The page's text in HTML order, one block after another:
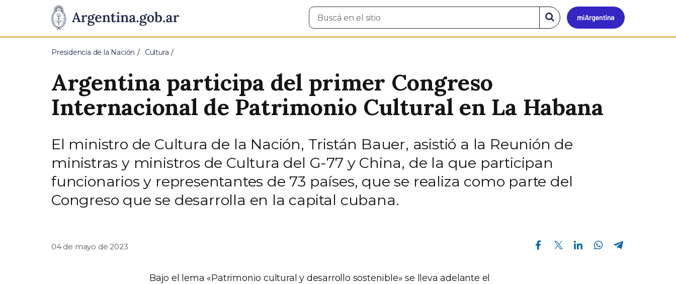
Presidencia
de
Pasar al contenido principal
Mi
Buscar
en
Buscar
en
el
Presidencia de la Nación Cultura
Argentina participa del primer Congreso
Internacional de Patrimonio Cultural en La Habana
El ministro de Cultura de la Nación, Tristán Bauer, asistió a la Reunión de
ministras y ministros de Cultura del G-77 y China, de la que participan
funcionarios y representantes de 73 países, que se realiza como parte del
Congreso que se desarrolla en la capital cubana.
04 de mayo de 2023
Compartir en Facebook Compartir en Twitter Compartir en Linkedin Compartir en Whatsapp
Bajo el lema «Patrimonio cultural y desarrollo sostenible» se lleva adelante el